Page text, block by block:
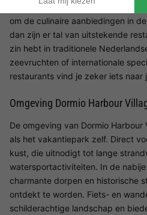
gezellige accommodatie kunt
om de culinaire aanbiedingen in
dan zijn er tal van uitstekende
zin hebt in traditionele
zeevruchten of internationale
restaurants vind je zeker iets naar
Omgeving Dormio Harbour
De omgeving van Dormio
als het vakantiepark zelf. Direct
kust, die uitnodigt tot lange
watersportactiviteiten. In de
charmante dorpen en historische
ontdekt te worden. Fiets- en
schilderachtige landschap en